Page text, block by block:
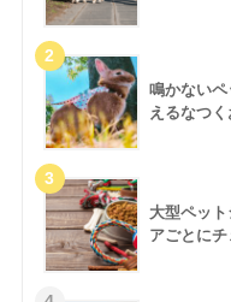
鳴かない
えるなつく
大型ペッ
アごとにチ